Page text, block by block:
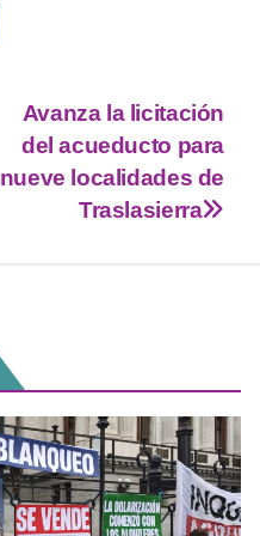
b
Avanza la licitación
del acueducto para
nueve localidades de
Traslasierra